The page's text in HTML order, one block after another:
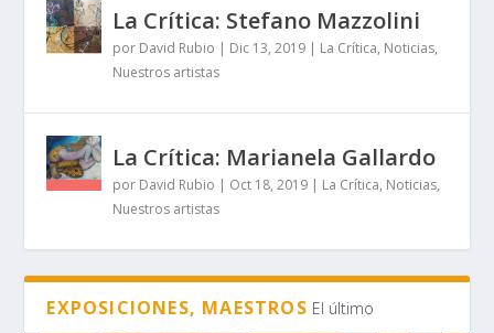
La Crítica: Stefano Mazzolini
por David Rubio | Dic 13, 2019 | La Crítica, Noticias,
Nuestros artistas
La Crítica: Marianela Gallardo
por David Rubio | Oct 18, 2019 | La Crítica, Noticias,
Nuestros artistas
EXPOSICIONES, MAESTROS El último